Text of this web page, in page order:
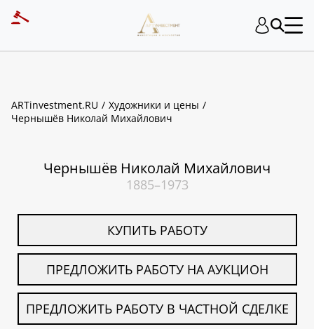
ARTinvestment.RU
Художники и цены
Чернышёв Николай Михайлович
Чернышёв Николай Михайлович
1885–1973
КУПИТЬ РАБОТУ
ПРЕДЛОЖИТЬ РАБОТУ НА АУКЦИОН
ПРЕДЛОЖИТЬ РАБОТУ В ЧАСТНОЙ СДЕЛКЕ